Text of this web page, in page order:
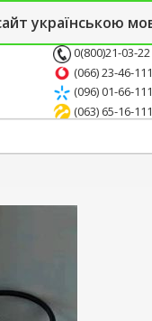
українською
0(800)21-03-22
(066) 23-46-111
(096) 01-66-111
(063) 65-16-111